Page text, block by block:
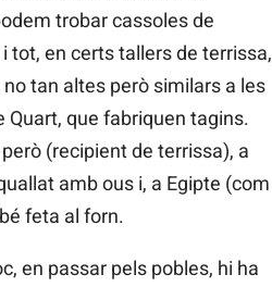
trobar cassoles de
tot, en certs tallers de terrissa,
tan altes però similars a les
Quart, que fabriquen tagins.
(recipient de terrissa), a
amb ous i, a Egipte (com
feta al forn.
en passar pels pobles, hi ha